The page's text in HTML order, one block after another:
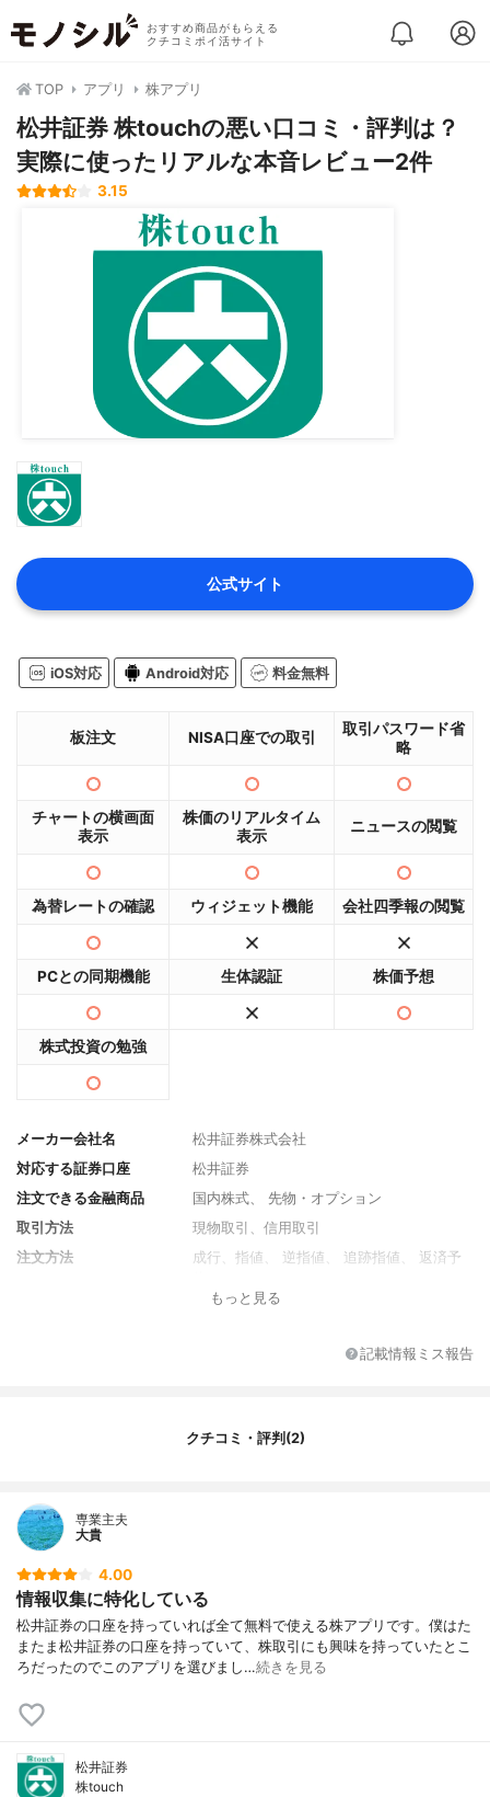
おすすめ商品がもらえる
クチコミポイ活サイト
TOP アプリ 株アプリ
松井証券 株touchの悪い口コミ・評判は？
実際に使ったリアルな本音レビュー2件
3.15
公式サイト
iOS対応 Android対応 料金無料
板注文 NISA口座での取引
取引パスワード省
略
チャートの横画面
表示
株価のリアルタイム
表示
ニュースの閲覧
為替レートの確認 ウィジェット機能 会社四季報の閲覧
PCとの同期機能 生体認証 株価予想
株式投資の勉強
メーカー会社名
松井証券株式会社
対応する証券口座
松井証券
注文できる金融商品
国内株式、 先物・オプション
取引方法
現物取引、信用取引
注文方法
成行、指値、 逆指値、 追跡指値、 返済予
約定を通知
ド、 RSI、 ストキャスティクス、 サイコロ
あり（トレンドライン）
銘柄の検索方法
対応しているランキング
値上がり率、値下がり率、 出来高、 売買代
金、ストップ高、ストップ安、新高値、 新
対応端末
その他の特徴
もっと見る
記載情報ミス報告
クチコミ・評判(2)
専業主夫
大貴
4.00
情報収集に特化している
松井証券の口座を持っていれば全て無料で使える株アプリです。僕はた
またま松井証券の口座を持っていて、株取引にも興味を持っていたとこ
ろだったのでこのアプリを選びまし…続きを見る
松井証券
株touch